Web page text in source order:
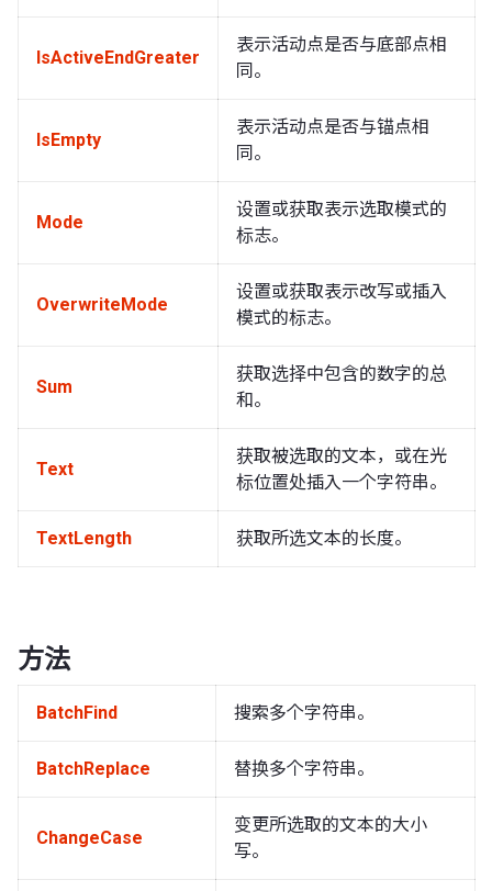
IsActiveEndGreater
表示活动点是否与底部点相
同。
IsEmpty
表示活动点是否与锚点相
同。
Mode
设置或获取表示选取模式的
标志。
OverwriteMode
设置或获取表示改写或插入
模式的标志。
Sum
获取选择中包含的数字的总
和。
Text
获取被选取的文本，或在光
标位置处插入一个字符串。
TextLength 获取所选文本的长度。
方法
BatchFind 搜索多个字符串。
BatchReplace 替换多个字符串。
ChangeCase
变更所选取的文本的大小
写。